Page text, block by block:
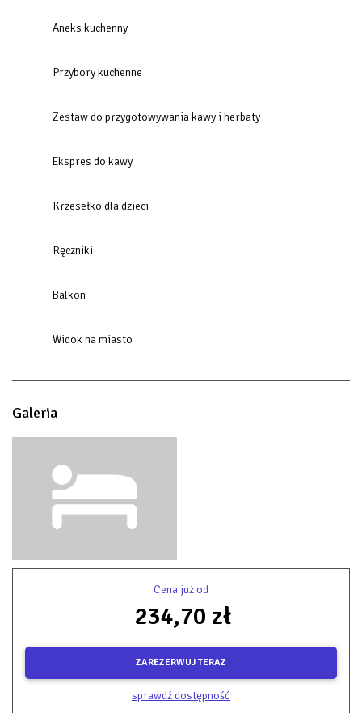
Aneks kuchenny
Przybory kuchenne
Zestaw do przygotowywania kawy i herbaty
Ekspres do kawy
Krzesełko dla dzieci
Ręczniki
Balkon
Widok na miasto
Galeria
Cena już od
234,70 zł
ZAREZERWUJ TERAZ
sprawdź dostępność